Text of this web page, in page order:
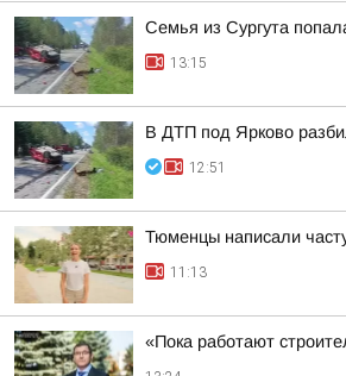
Семья из Сургута
13:15
В ДТП под Ярково
12:51
Тюменцы написали
11:13
«Пока работают